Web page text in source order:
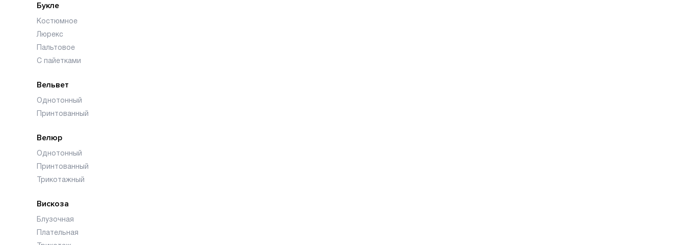
Букле
Костюмное
Люрекс
Пальтовое
С пайетками
Вельвет
Однотонный
Принтованный
Велюр
Однотонный
Принтованный
Трикотажный
Вискоза
Блузочная
Плательная